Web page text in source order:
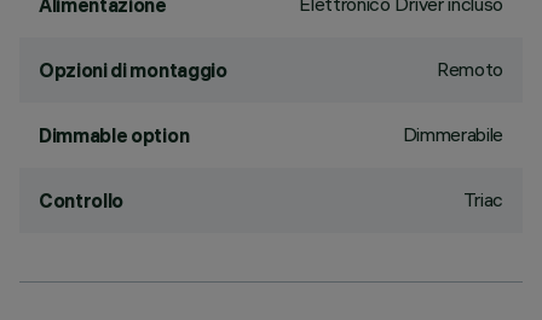
Alimentazione
Opzioni di montaggio Remoto
Dimmable option Dimmerabile
Controllo Triac